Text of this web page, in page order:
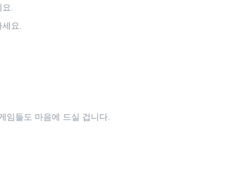
요.
세요.
임들도 마음에 드실 겁니다.